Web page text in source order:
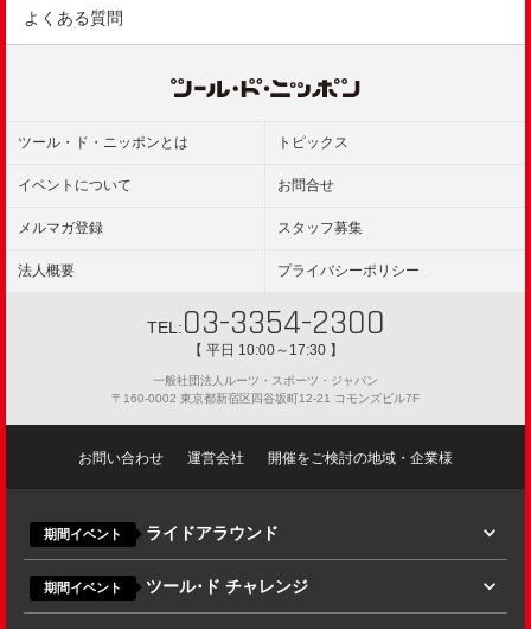
参加規約
よくある質問
ツール・ド・ニッポンとは トピックス
イベントについて お問合せ
メルマガ登録 スタッフ募集
法人概要 プライバシーポリシー
TEL:03-3354-2300
【 平日 10:00～17:30 】
一般社団法人ルーツ・スポーツ・ジャパン
〒160-0002 東京都新宿区四谷坂町12-21 コモンズビル7F
お問い合わせ 運営会社 開催をご検討の地域・企業様
期間イベント ライドアラウンド
期間イベント ツール･ド チャレンジ